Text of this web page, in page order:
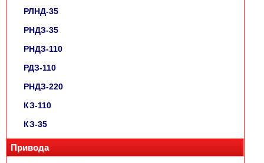
РЛНД-35
РНДЗ-35
РНДЗ-110
РДЗ-110
РНДЗ-220
КЗ-110
КЗ-35
Привода